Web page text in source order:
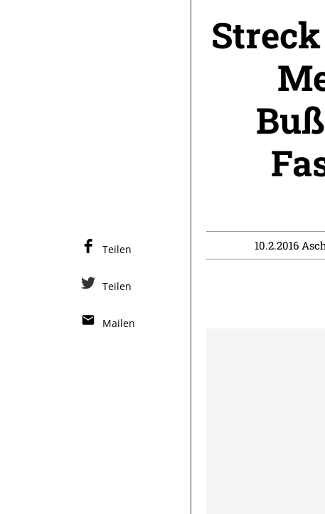
10.2.2016
Teilen
Teilen
Mailen